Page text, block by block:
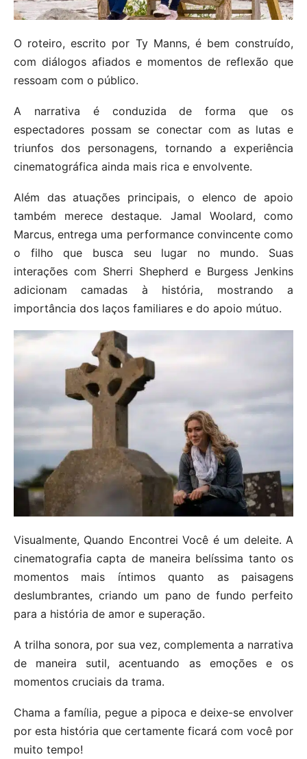
O roteiro, escrito por Ty Manns, é bem construído,
com diálogos afiados e momentos de reflexão que
ressoam com o público.
A narrativa é conduzida de forma que os
espectadores possam se conectar com as lutas e
triunfos dos personagens, tornando a experiência
cinematográfica ainda mais rica e envolvente.
Além das atuações principais, o elenco de apoio
também merece destaque. Jamal Woolard, como
Marcus, entrega uma performance convincente como
o filho que busca seu lugar no mundo. Suas
interações com Sherri Shepherd e Burgess Jenkins
adicionam camadas à história, mostrando a
importância dos laços familiares e do apoio mútuo.
Visualmente, Quando Encontrei Você é um deleite. A
cinematografia capta de maneira belíssima tanto os
momentos mais íntimos quanto as paisagens
deslumbrantes, criando um pano de fundo perfeito
para a história de amor e superação.
A trilha sonora, por sua vez, complementa a narrativa
de maneira sutil, acentuando as emoções e os
momentos cruciais da trama.
Chama a família, pegue a pipoca e deixe-se envolver
por esta história que certamente ficará com você por
muito tempo!